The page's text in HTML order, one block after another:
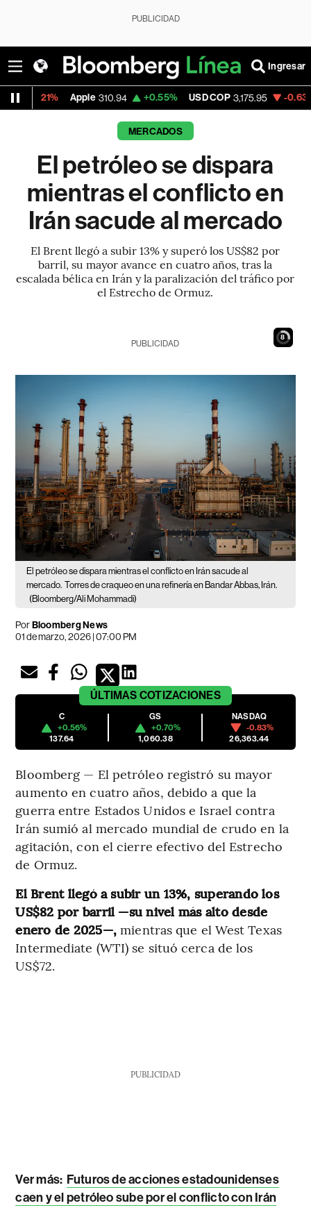
PUBLICIDAD
Ingresar
310.94 +0.55% USD COP 3,175.95 -0.63% Tesla
MERCADOS
El petróleo se dispara
mientras el conflicto en
Irán sacude al mercado
El Brent llegó a subir 13% y superó los US$82 por
barril, su mayor avance en cuatro años, tras la
escalada bélica en Irán y la paralización del tráfico por
el Estrecho de Ormuz.
7
PUBLICIDAD
El petróleo se dispara mientras el conflicto en Irán sacude al
mercado. Torres de craqueo en una refinería en Bandar Abbas, Irán.
(Bloomberg/Ali Mohammadi)
PorBloomberg News
01 de marzo, 2026 | 07:00 PM
ÚLTIMAS COTIZACIONES
C
+0.56%
137.64
GS
+0.70%
1,060.38
NASDAQ
-0.83%
26,363.44
Bloomberg — El petróleo registró su mayor
aumento en cuatro años, debido a que la
guerra entre Estados Unidos e Israel contra
Irán sumió al mercado mundial de crudo en la
agitación, con el cierre efectivo del Estrecho
de Ormuz.
El Brent llegó a subir un 13%, superando los
US$82 por barril —su nivel más alto desde
enero de 2025—,mientras que el West Texas
Intermediate (WTI) se situó cerca de los
US$72.
PUBLICIDAD
Ver más: Futuros de acciones estadounidenses
caen y el petróleo sube por el conflicto con Irán